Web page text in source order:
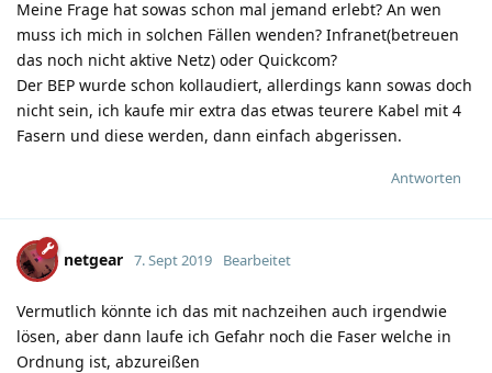
Meine Frage hat sowas schon mal jemand erlebt? An wen
muss ich mich in solchen Fällen wenden? Infranet(betreuen
das noch nicht aktive Netz) oder Quickcom?
Der BEP wurde schon kollaudiert, allerdings kann sowas doch
nicht sein, ich kaufe mir extra das etwas teurere Kabel mit 4
Fasern und diese werden, dann einfach abgerissen.
Antworten
netgear 7. Sept 2019 Bearbeitet
Vermutlich könnte ich das mit nachzeihen auch irgendwie
lösen, aber dann laufe ich Gefahr noch die Faser welche in
Ordnung ist, abzureißen